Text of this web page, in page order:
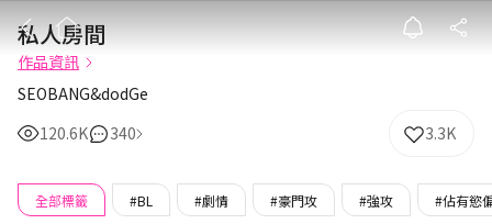
私人房間
私人房間
作品資訊
SEOBANG&dodGe
120.6K
340 3.3K
全部標籤 #BL #劇情 #豪門攻 #強攻 #佔有慾